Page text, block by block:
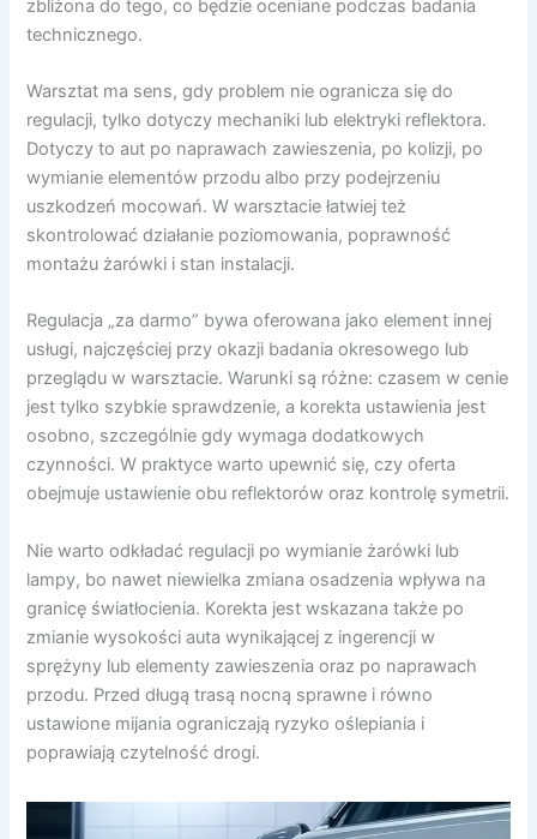
zbliżona do tego, co będzie oceniane podczas badania
technicznego.
Warsztat ma sens, gdy problem nie ogranicza się do
regulacji, tylko dotyczy mechaniki lub elektryki reflektora.
Dotyczy to aut po naprawach zawieszenia, po kolizji, po
wymianie elementów przodu albo przy podejrzeniu
uszkodzeń mocowań. W warsztacie łatwiej też
skontrolować działanie poziomowania, poprawność
montażu żarówki i stan instalacji.
Regulacja „za darmo” bywa oferowana jako element innej
usługi, najczęściej przy okazji badania okresowego lub
przeglądu w warsztacie. Warunki są różne: czasem w cenie
jest tylko szybkie sprawdzenie, a korekta ustawienia jest
osobno, szczególnie gdy wymaga dodatkowych
czynności. W praktyce warto upewnić się, czy oferta
obejmuje ustawienie obu reflektorów oraz kontrolę symetrii.
Nie warto odkładać regulacji po wymianie żarówki lub
lampy, bo nawet niewielka zmiana osadzenia wpływa na
granicę światłocienia. Korekta jest wskazana także po
zmianie wysokości auta wynikającej z ingerencji w
sprężyny lub elementy zawieszenia oraz po naprawach
przodu. Przed długą trasą nocną sprawne i równo
ustawione mijania ograniczają ryzyko oślepiania i
poprawiają czytelność drogi.